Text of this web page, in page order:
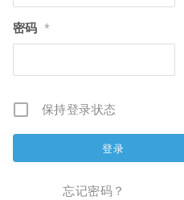
密码 *
保持登录状态
忘记密码？